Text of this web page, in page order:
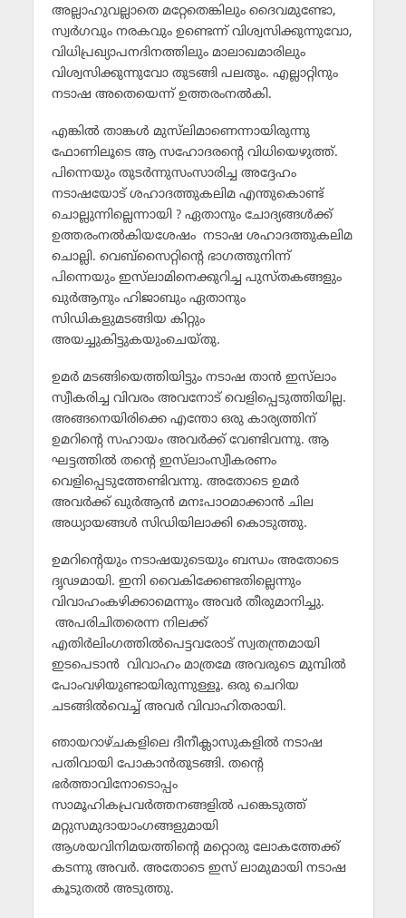
അല്ലാഹുവല്ലാതെ മറ്റേതെങ്കിലും ദൈവമുണ്ടോ,
സ്വര്‍ഗവും നരകവും ഉണ്ടെന്ന് വിശ്വസിക്കുന്നുവോ,
വിധിപ്രഖ്യാപനദിനത്തിലും മാലാഖമാരിലും
വിശ്വസിക്കുന്നുവോ തുടങ്ങി പലതും. എല്ലാറ്റിനും
നടാഷ അതെയെന്ന് ഉത്തരംനല്‍കി.
എങ്കില്‍ താങ്കള്‍ മുസ്‌ലിമാണെന്നായിരുന്നു
ഫോണിലൂടെ ആ സഹോദരന്റെ വിധിയെഴുത്ത്.
പിന്നെയും തുടര്‍ന്നുസംസാരിച്ച അദ്ദേഹം
നടാഷയോട് ശഹാദത്തുകലിമ എന്തുകൊണ്ട്
ചൊല്ലുന്നില്ലെന്നായി ? ഏതാനും ചോദ്യങ്ങള്‍ക്ക്
ഉത്തരംനല്‍കിയശേഷം നടാഷ ശഹാദത്തുകലിമ
ചൊല്ലി. വെബ്‌സൈറ്റിന്റെ ഭാഗത്തുനിന്ന്
പിന്നെയും ഇസ്‌ലാമിനെക്കുറിച്ച പുസ്തകങ്ങളും
ഖുര്‍ആനും ഹിജാബും ഏതാനും
സിഡികളുമടങ്ങിയ കിറ്റും
അയച്ചുകിട്ടുകയുംചെയ്തു.
ഉമര്‍ മടങ്ങിയെത്തിയിട്ടും നടാഷ താന്‍ ഇസ്‌ലാം
സ്വീകരിച്ച വിവരം അവനോട് വെളിപ്പെടുത്തിയില്ല.
അങ്ങനെയിരിക്കെ എന്തോ ഒരു കാര്യത്തിന്
ഉമറിന്റെ സഹായം അവര്‍ക്ക് വേണ്ടിവന്നു. ആ
ഘട്ടത്തില്‍ തന്റെ ഇസ്‌ലാംസ്വീകരണം
വെളിപ്പെടുത്തേണ്ടിവന്നു. അതോടെ ഉമര്‍
അവര്‍ക്ക് ഖുര്‍ആന്‍ മനഃപാഠമാക്കാന്‍ ചില
അധ്യായങ്ങള്‍ സിഡിയിലാക്കി കൊടുത്തു.
ഉമറിന്റെയും നടാഷയുടെയും ബന്ധം അതോടെ
ദൃഢമായി. ഇനി വൈകിക്കേണ്ടതില്ലെന്നും
വിവാഹംകഴിക്കാമെന്നും അവര്‍ തീരുമാനിച്ചു.
അപരിചിതരെന്ന നിലക്ക്
എതിര്‍ലിംഗത്തില്‍പെട്ടവരോട് സ്വതന്ത്രമായി
ഇടപെടാന്‍ വിവാഹം മാത്രമേ അവരുടെ മുമ്പില്‍
പോംവഴിയുണ്ടായിരുന്നുള്ളൂ. ഒരു ചെറിയ
ചടങ്ങില്‍വെച്ച് അവര്‍ വിവാഹിതരായി.
ഞായറാഴ്ചകളിലെ ദീനീക്ലാസുകളില്‍ നടാഷ
പതിവായി പോകാന്‍തുടങ്ങി. തന്റെ
ഭര്‍ത്താവിനോടൊപ്പം
സാമൂഹികപ്രവര്‍ത്തനങ്ങളില്‍ പങ്കെടുത്ത്
മറ്റുസമുദായാംഗങ്ങളുമായി
ആശയവിനിമയത്തിന്റെ മറ്റൊരു ലോകത്തേക്ക്
കടന്നു അവര്‍. അതോടെ ഇസ് ലാമുമായി നടാഷ
കൂടുതല്‍ അടുത്തു.